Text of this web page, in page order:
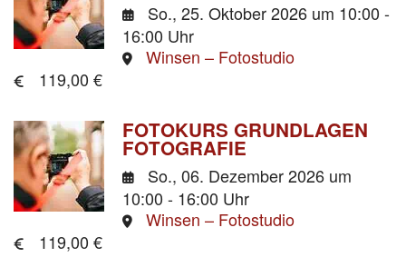
So., 25. Oktober 2026 um 10:00 -
16:00 Uhr
Winsen – Fotostudio
119,00 €
FOTOKURS GRUNDLAGEN
FOTOGRAFIE
So., 06. Dezember 2026 um
10:00 - 16:00 Uhr
Winsen – Fotostudio
119,00 €